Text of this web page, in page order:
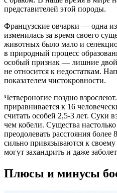
представителей этой породы.
Французские овчарки — одна
изменилась за время своего
животных было мало и
в природный процесс
особый признак — лишние
не относится к недостаткам.
показателем чистокровности.
Четвероногие поздно
приравнивается к 16
считать особей 2,5-3 лет. Суки
чем кобели. Существа
преодолевать расстояния
сильно привязываются к
могут захандрить и даже
Плюсы и минусы